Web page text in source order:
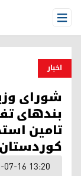
Open Menu
اخبار
شورای
بندهای
تامین
07-16 13:20